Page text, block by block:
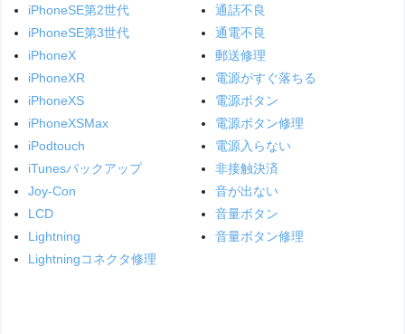
iPhoneSE第2世代
iPhoneSE第3世代
iPhoneX
iPhoneXR
iPhoneXS
iPhoneXSMax
iPodtouch
iTunesバックアップ
Joy-Con
LCD
Lightning
Lightningコネクタ修理
通話不良
通電不良
郵送修理
電源がすぐ落ちる
電源ボタン
電源ボタン修理
電源入らない
非接触決済
音が出ない
音量ボタン
音量ボタン修理